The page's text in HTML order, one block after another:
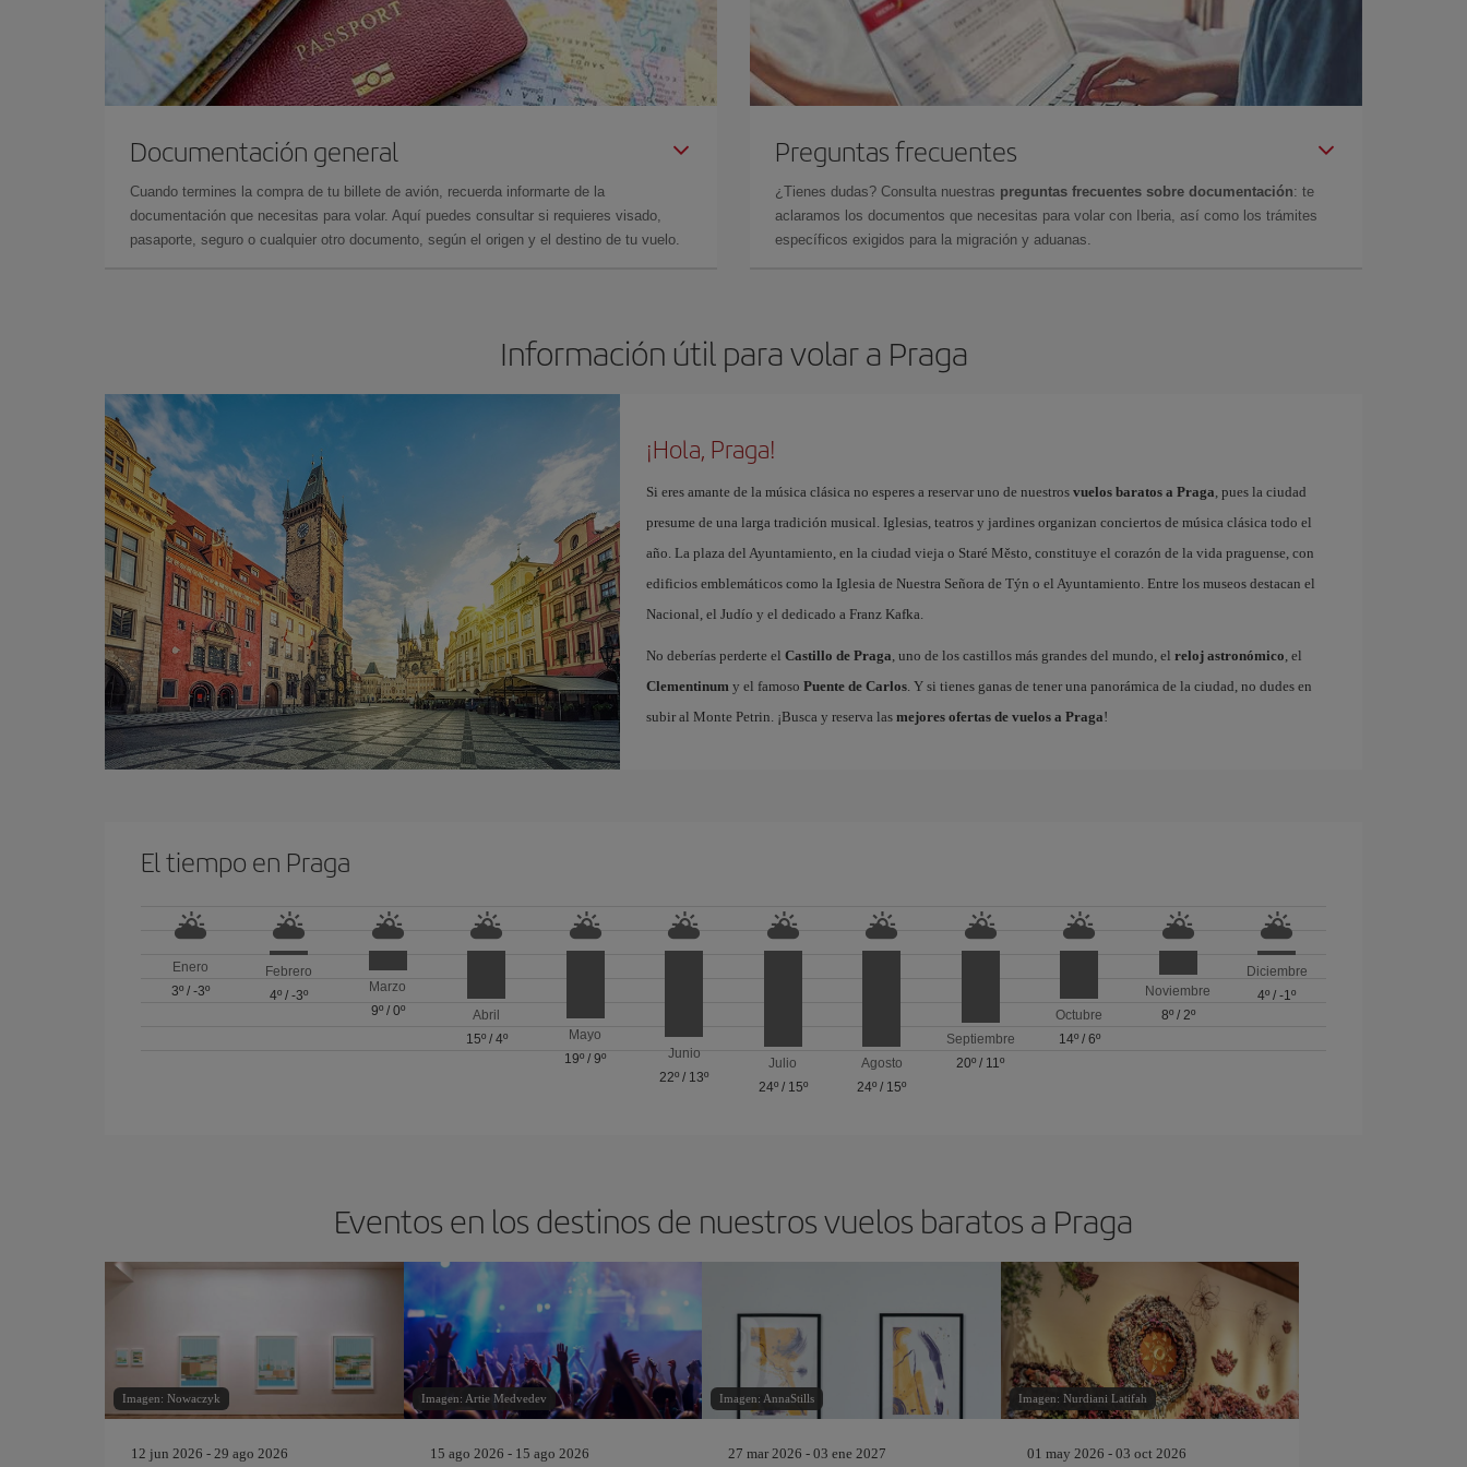
Documentación general
Cuando termines la compra de tu billete de avión, recuerda informarte de la
documentación que necesitas para volar. Aquí puedes consultar si requieres visado,
pasaporte, seguro o cualquier otro documento, según el origen y el destino de tu vuelo.
Preguntas frecuentes
¿Tienes dudas? Consulta nuestras preguntas frecuentes sobre documentación: te
aclaramos los documentos que necesitas para volar con Iberia, así como los trámites
específicos exigidos para la migración y aduanas.
Información útil para volar a Praga
¡Hola, Praga!
Si eres amante de la música clásica no esperes a reservar uno de nuestros vuelos baratos a Praga, pues la ciudad
presume de una larga tradición musical. Iglesias, teatros y jardines organizan conciertos de música clásica todo el
año. La plaza del Ayuntamiento, en la ciudad vieja o Staré Město, constituye el corazón de la vida praguense, con
edificios emblemáticos como la Iglesia de Nuestra Señora de Týn o el Ayuntamiento. Entre los museos destacan el
Nacional, el Judío y el dedicado a Franz Kafka.
No deberías perderte el Castillo de Praga, uno de los castillos más grandes del mundo, el reloj astronómico, el
Clementinumy el famoso Puente de Carlos. Y si tienes ganas de tener una panorámica de la ciudad, no dudes en
subir al Monte Petrin. ¡Busca y reserva las mejores ofertas de vuelos a Praga!
El tiempo en Praga
Enero
3º/ -3º
Febrero
4º /-3º
Marzo
9º/ 0º
Abril
15º/ 4º
Mayo
19º /9º
Junio
22º / 13º
Julio
24º/ 15º
Agosto
24º / 15º
Septiembre
20º / 11º
Octubre
14º/ 6º
Noviembre
8º/ 2º
Diciembre
4º /-1º
Eventos en los destinos de nuestros vuelos baratos a Praga
Imagen: Nowaczyk
12 jun 2026 - 29 ago 2026
Imagen: Artie Medvedev
15 ago 2026 - 15 ago 2026
Imagen: AnnaStills
27 mar 2026 - 03 ene 2027
Imagen: Nurdiani Latifah
01 may 2026 - 03 oct 2026